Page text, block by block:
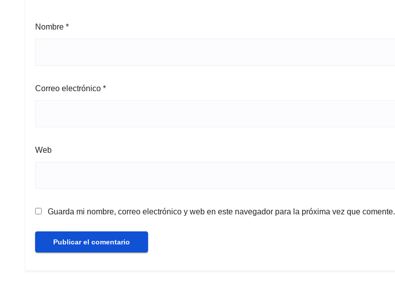
Nombre *
Correo electrónico *
Web
Guarda mi nombre, correo electrónico y web en este navegador para la próxima vez que comente.